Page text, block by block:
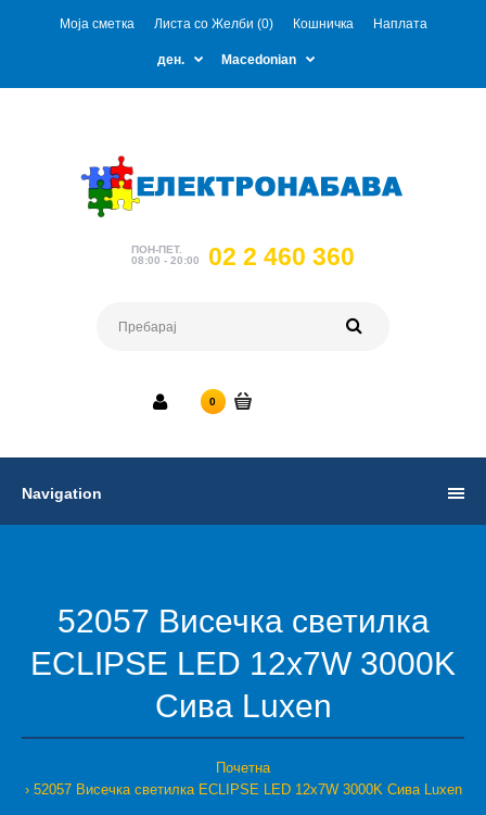
Моја сметка Листа со Желби (0) Кошничка Наплата
ден. Macedonian
ПОН-ПЕТ.
08:00 - 20:00
02 2 460 360
0
Navigation
52057 Висечка светилка
ECLIPSE LED 12x7W 3000K
Сива Luxen
Почетна
52057 Висечка светилка ECLIPSE LED 12x7W 3000K Сива Luxen